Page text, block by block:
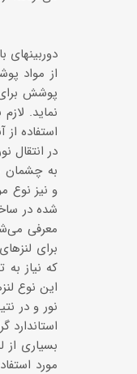
از مواد
پوشش
استفاده
به چشمان
شده در
برای
این نوع
نور و در
بسیاری از
مورد